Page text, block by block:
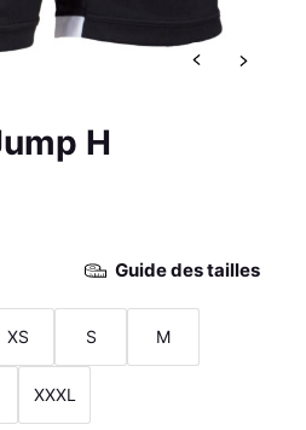
H
Guide des tailles
XS S M
XXXL